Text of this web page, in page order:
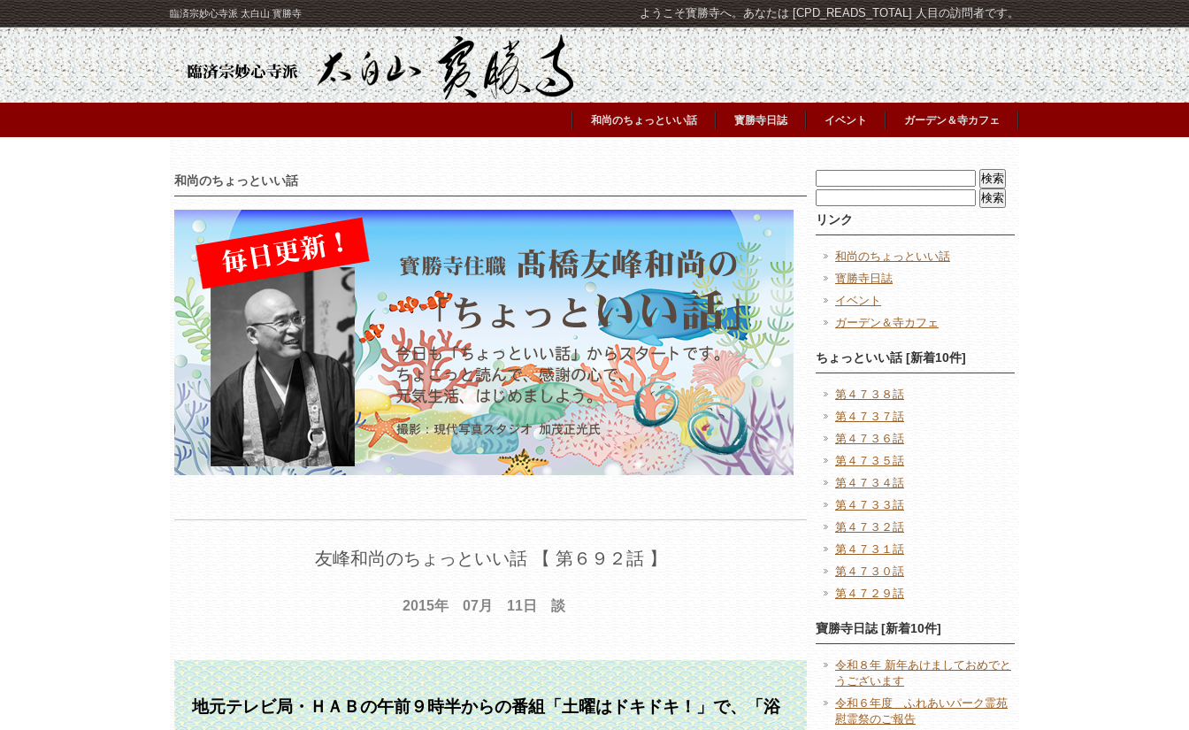
臨済宗妙心寺派 太白山 寳勝寺 ようこそ寳勝寺へ。あなたは [CPD_READS_TOTAL] 人目の訪問者です。
和尚のちょっといい話 寳勝寺日誌 イベント ガーデン＆寺カフェ
和尚のちょっといい話
友峰和尚のちょっといい話 【 第６９２話 】
2015年 07月 11日 談
地元テレビ局・ＨＡＢの午前９時半からの番組「土曜はドキドキ！」で、「浴
索:
索:
リンク
和尚のちょっといい話
寳勝寺日誌
イベント
ガーデン＆寺カフェ
ちょっといい話 [新着10件]
第４７３８話
第４７３７話
第４７３６話
第４７３５話
第４７３４話
第４７３３話
第４７３２話
第４７３１話
第４７３０話
第４７２９話
寶勝寺日誌 [新着10件]
令和８年 新年あけましておめでと
うございます
令和６年度 ふれあいパーク霊苑
慰霊祭のご報告